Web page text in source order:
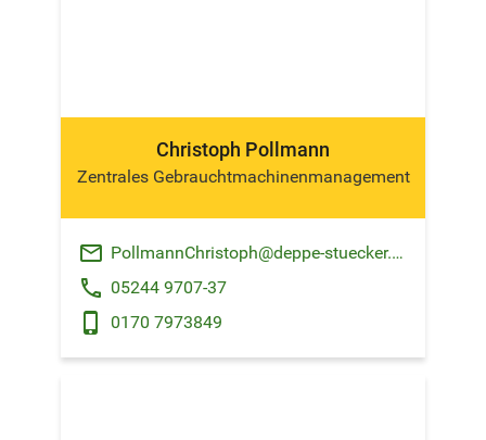
Christoph Pollmann
Zentrales Gebrauchtmachinenmanagement
email PollmannChristoph@deppe-stuecker.de
phone 05244 9707-37
phone_android 0170 7973849